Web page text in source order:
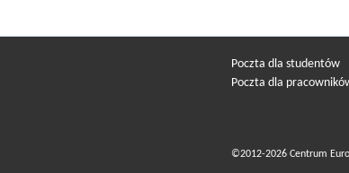
Poczta dla studentów
Poczta dla
©2012-2026 Centrum